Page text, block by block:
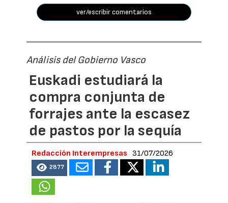
ver/escribir comentarios
Análisis del Gobierno Vasco
Euskadi estudiará la
compra conjunta de
forrajes ante la escasez
de pastos por la sequía
Redacción Interempresas 31/07/2026
2877